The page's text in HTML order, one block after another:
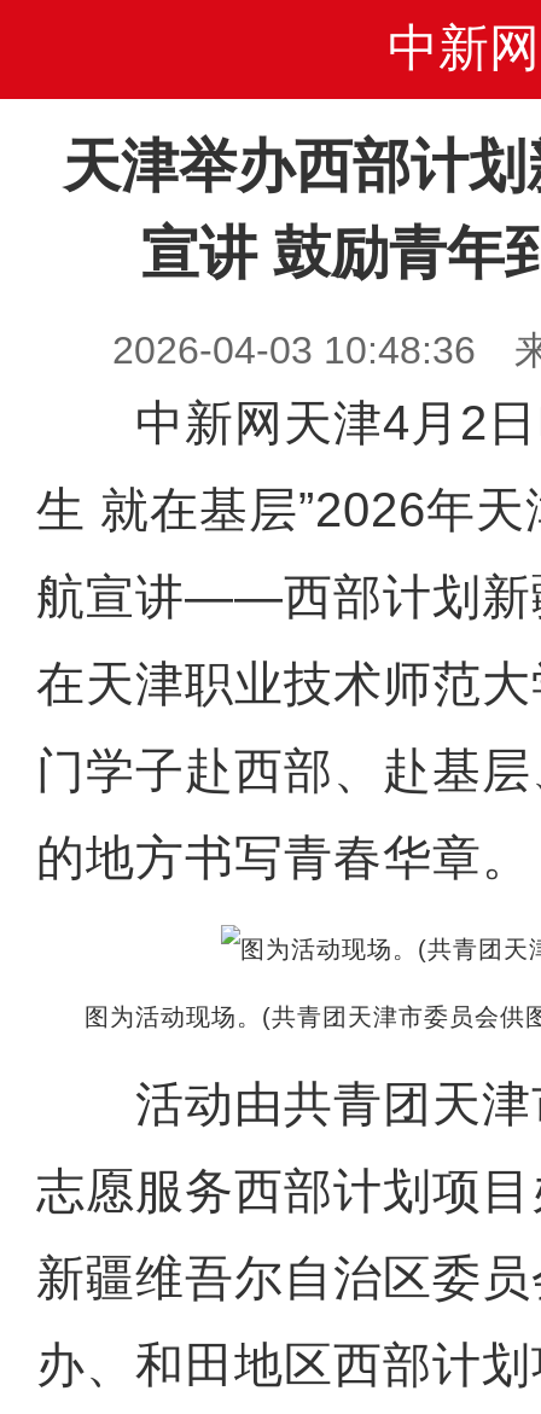
中新网
天津举办西部计
宣讲 鼓励青年
2026-04-03 10:48:36
中新网天津4月2日
生 就在基层”2026年
航宣讲——西部计划新
在天津职业技术师范
门学子赴西部、赴基
的地方书写青春华章。
图为活动现场。(共青团天津市委员会供
活动由共青团天津
志愿服务西部计划项
新疆维吾尔自治区委
办、和田地区西部计